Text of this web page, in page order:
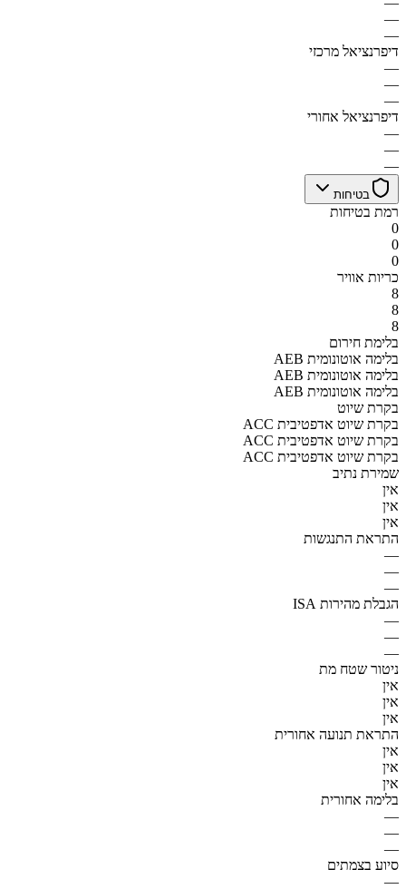
—
—
דיפרנציאל מרכזי
—
—
—
דיפרנציאל אחורי
—
—
—
בטיחות
רמת בטיחות
0
0
0
כריות אוויר
8
8
8
בלימת חירום
AEB בלימה אוטונומית
AEB בלימה אוטונומית
AEB בלימה אוטונומית
בקרת שיוט
ACC בקרת שיוט אדפטיבית
ACC בקרת שיוט אדפטיבית
ACC בקרת שיוט אדפטיבית
שמירת נתיב
אין
אין
אין
התראת התנגשות
—
—
—
הגבלת מהירות ISA
—
—
—
ניטור שטח מת
אין
אין
אין
התראת תנועה אחורית
אין
אין
אין
בלימה אחורית
—
—
—
סיוע בצמתים
—